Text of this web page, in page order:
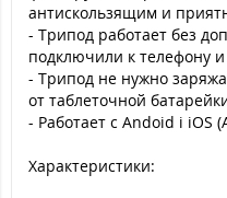
антискользящим и
- Трипод работает без
подключили к телефону
- Трипод не нужно
от таблеточной
- Работает с Andoid i iOS
Характеристики: